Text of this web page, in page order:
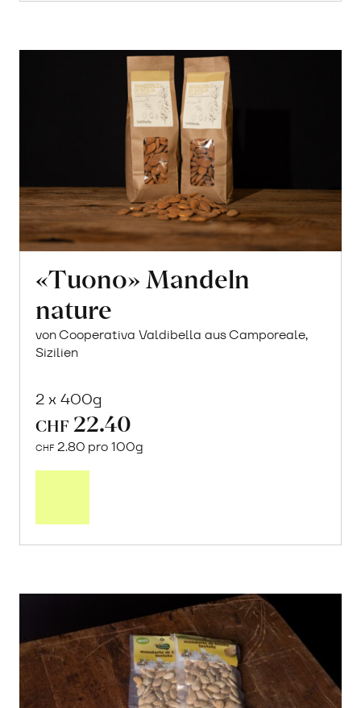
«Tuono» Mandeln
nature
von Cooperativa Valdibella aus Camporeale,
Sizilien
2 x 400g
CHF 22.40
CHF 2.80 pro 100g